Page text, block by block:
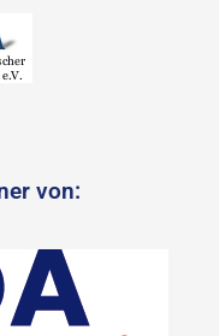
von: